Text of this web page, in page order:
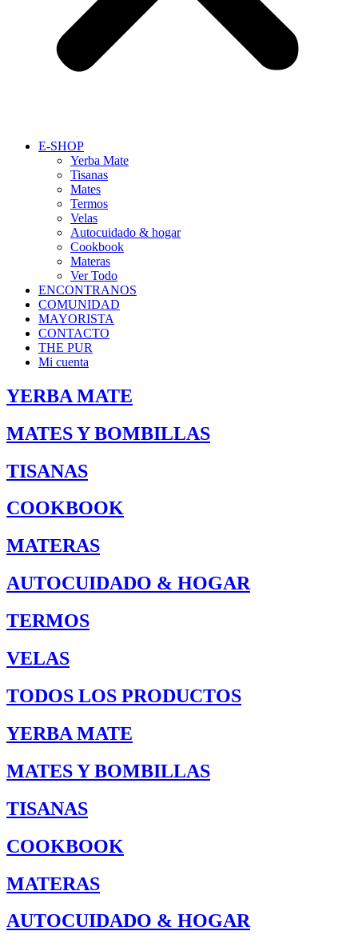
E-SHOP
Yerba Mate
Tisanas
Mates
Termos
Velas
Autocuidado & hogar
Cookbook
Materas
Ver Todo
ENCONTRANOS
COMUNIDAD
MAYORISTA
CONTACTO
THE PUR
Mi cuenta
YERBA MATE
MATES Y BOMBILLAS
TISANAS
COOKBOOK
MATERAS
AUTOCUIDADO & HOGAR
TERMOS
VELAS
TODOS LOS PRODUCTOS
YERBA MATE
MATES Y BOMBILLAS
TISANAS
COOKBOOK
MATERAS
AUTOCUIDADO & HOGAR